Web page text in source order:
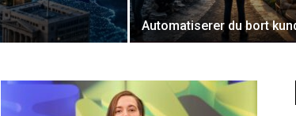
Automatiserer du bort